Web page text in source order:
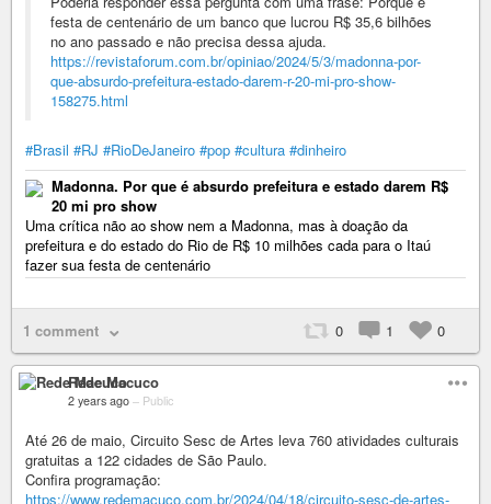
festa de centenário de um banco que lucrou R$ 35,6 bilhões
no ano passado e não precisa dessa ajuda.
https://revistaforum.com.br/opiniao/2024/5/3/madonna-por-
que-absurdo-prefeitura-estado-darem-r-20-mi-pro-show-
158275.html
#Brasil #RJ #RioDeJaneiro #pop #cultura #dinheiro
Madonna. Por que é absurdo prefeitura e estado darem R$
20 mi pro show
Uma crítica não ao show nem a Madonna, mas à doação da
prefeitura e do estado do Rio de R$ 10 milhões cada para o Itaú
fazer sua festa de centenário
1 comment 0 1 0
Rede Macuco
2 years ago – Public
Até 26 de maio, Circuito Sesc de Artes leva 760 atividades culturais
gratuitas a 122 cidades de São Paulo.
Confira programação:
https://www.redemacuco.com.br/2024/04/18/circuito-sesc-de-artes-